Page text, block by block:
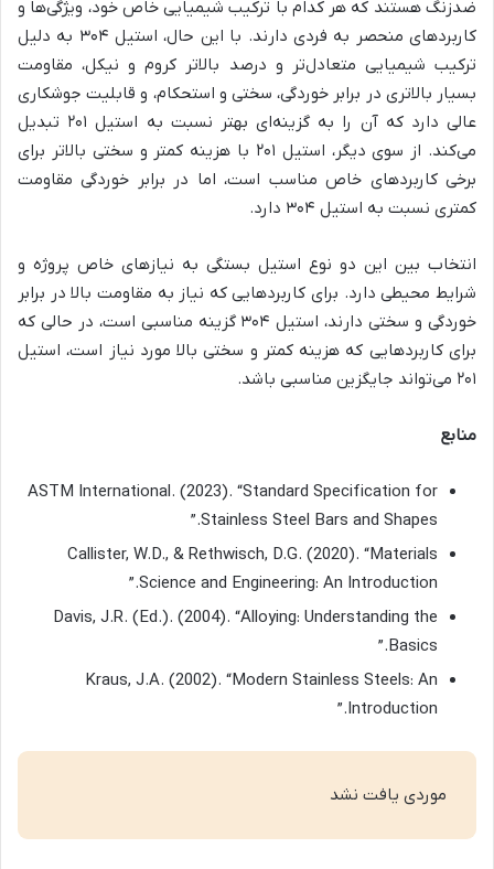
ضدزنگ هستند که هر کدام با ترکیب شیمیایی خاص خود، ویژگی‌ها و
کاربردهای منحصر به فردی دارند. با این حال، استیل ۳۰۴ به دلیل
ترکیب شیمیایی متعادل‌تر و درصد بالاتر کروم و نیکل، مقاومت
بسیار بالاتری در برابر خوردگی، سختی و استحکام، و قابلیت جوشکاری
عالی دارد که آن را به گزینه‌ای بهتر نسبت به استیل ۲۰۱ تبدیل
می‌کند. از سوی دیگر، استیل ۲۰۱ با هزینه کمتر و سختی بالاتر برای
برخی کاربردهای خاص مناسب است، اما در برابر خوردگی مقاومت
کمتری نسبت به استیل ۳۰۴ دارد.
انتخاب بین این دو نوع استیل بستگی به نیازهای خاص پروژه و
شرایط محیطی دارد. برای کاربردهایی که نیاز به مقاومت بالا در برابر
خوردگی و سختی دارند، استیل ۳۰۴ گزینه مناسبی است، در حالی که
برای کاربردهایی که هزینه کمتر و سختی بالا مورد نیاز است، استیل
۲۰۱ می‌تواند جایگزین مناسبی باشد.
منابع
ASTM International. (2023). “Standard Specification for
Stainless Steel Bars and Shapes.”
Callister, W.D., & Rethwisch, D.G. (2020). “Materials
Science and Engineering: An Introduction.”
Davis, J.R. (Ed.). (2004). “Alloying: Understanding the
Basics.”
Kraus, J.A. (2002). “Modern Stainless Steels: An
Introduction.”
موردی یافت نشد